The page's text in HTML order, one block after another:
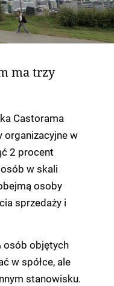
ma trzy
Castorama
organizacyjne w
2 procent
w skali
osoby
sprzedaży i
osób objętych
w spółce, ale
stanowisku.